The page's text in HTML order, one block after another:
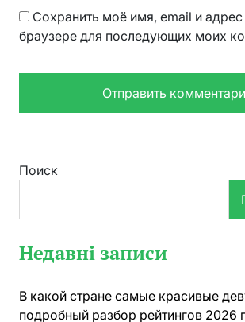
Сохранить моё имя, email и адрес
браузере для последующих моих
Поиск
Недавні записи
В какой стране самые красивые
подробный разбор рейтингов 2026